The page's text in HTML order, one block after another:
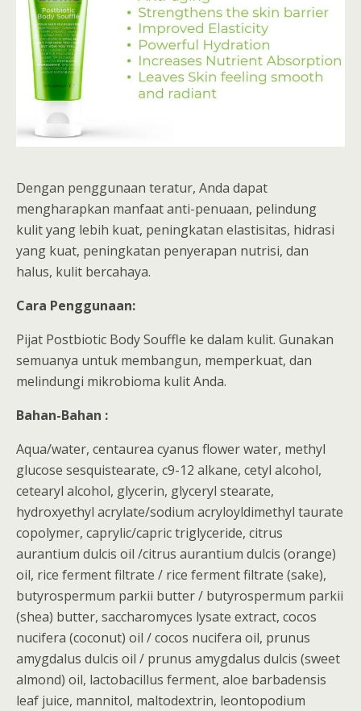
Dengan penggunaan teratur, Anda dapat
mengharapkan manfaat anti-penuaan, pelindung
kulit yang lebih kuat, peningkatan elastisitas, hidrasi
yang kuat, peningkatan penyerapan nutrisi, dan
halus, kulit bercahaya.
Cara Penggunaan:
Pijat Postbiotic Body Souffle ke dalam kulit. Gunakan
semuanya untuk membangun, memperkuat, dan
melindungi mikrobioma kulit Anda.
Bahan-Bahan :
Aqua/water, centaurea cyanus flower water, methyl
glucose sesquistearate, c9-12 alkane, cetyl alcohol,
cetearyl alcohol, glycerin, glyceryl stearate,
hydroxyethyl acrylate/sodium acryloyldimethyl taurate
copolymer, caprylic/capric triglyceride, citrus
aurantium dulcis oil /citrus aurantium dulcis (orange)
oil, rice ferment filtrate / rice ferment filtrate (sake),
butyrospermum parkii butter / butyrospermum parkii
(shea) butter, saccharomyces lysate extract, cocos
nucifera (coconut) oil / cocos nucifera oil, prunus
amygdalus dulcis oil / prunus amygdalus dulcis (sweet
almond) oil, lactobacillus ferment, aloe barbadensis
leaf juice, mannitol, maltodextrin, leontopodium